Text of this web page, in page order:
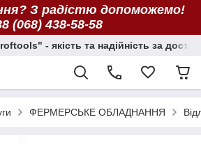
З радістю допоможемо!
(068) 438-58-58
- якість та надійність за
ФЕРМЕРСЬКЕ ОБЛАДНАННЯ